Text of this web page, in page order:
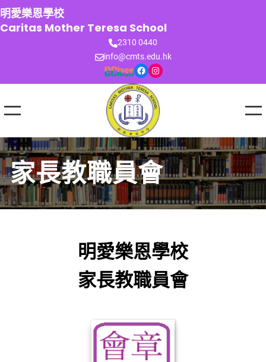
跳
至
主
明愛樂恩學校
Caritas Mother Teresa School
2310 0440
info@cmts.edu.hk
Facebook Instagram
家長教職員會
明愛樂恩學校
家長教職員會